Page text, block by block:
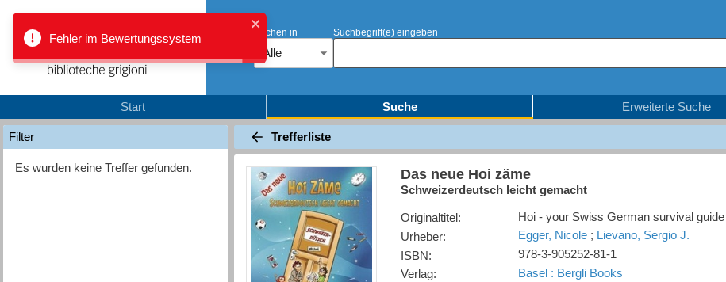
Fehler im Bewertungssystem Suchen in
Alle
Suchbegriff(e) eingeben
Start Suche Erweiterte Suche
Filter
Es wurden keine Treffer gefunden.
Trefferliste
Das neue Hoi zäme
Schweizerdeutsch leicht gemacht
Originaltitel:
Hoi - your Swiss German survival guide
Urheber: Egger, Nicole; Lievano, Sergio J.
ISBN:
978-3-905252-81-1
Verlag:
Basel : Bergli Books